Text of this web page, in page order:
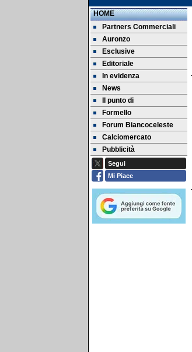
HOME
Partners Commerciali
Auronzo
Esclusive
Editoriale
In evidenza
News
Il punto di
Formello
Forum Biancoceleste
Calciomercato
Pubblicità
Segui
Mi Piace